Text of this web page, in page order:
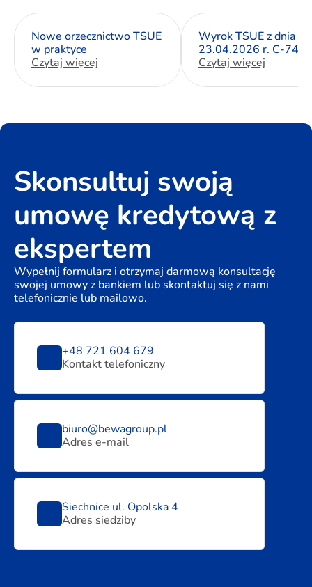
Nowe orzecznictwo TSUE
w praktyce
Czytaj więcej
Wyrok TSUE z dnia
23.04.2026 r. C-
Czytaj więcej
Skonsultuj swoją
umowę kredytową z
ekspertem
Wypełnij formularz i otrzymaj darmową konsultację
swojej umowy z bankiem lub skontaktuj się z nami
telefonicznie lub mailowo.
+48 721 604 679
Kontakt telefoniczny
biuro@bewagroup.pl
Adres e-mail
Siechnice ul. Opolska 4
Adres siedziby